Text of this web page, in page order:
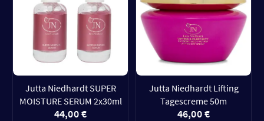
Jutta Niedhardt SUPER
MOISTURE SERUM 2x30ml
44,00 €
Jutta Niedhardt Lifting
Tagescreme 50m
46,00 €